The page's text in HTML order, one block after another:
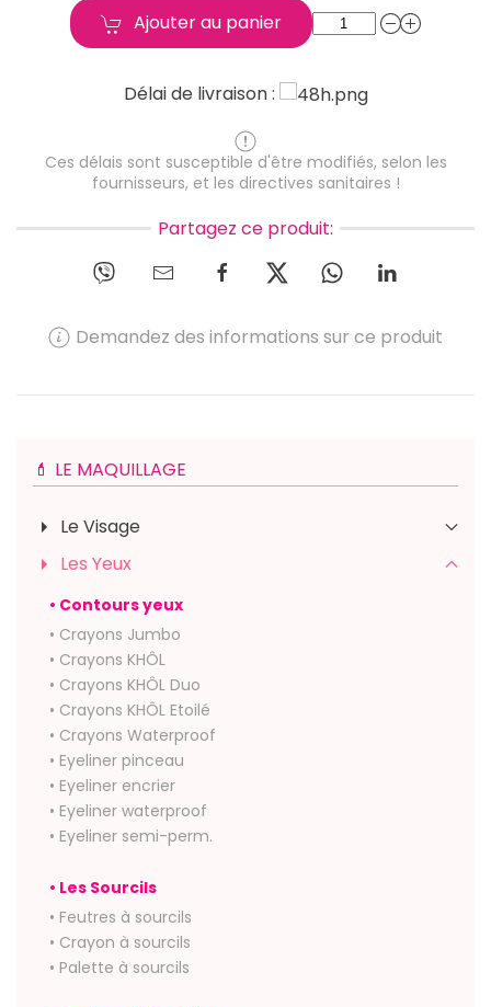
Ajouter au panier
Délai de livraison :
Ces délais sont susceptible d'être modifiés, selon les
fournisseurs, et les directives sanitaires !
Partagez ce produit:
Demandez des informations sur ce produit
💄 LE MAQUILLAGE
Le Visage
Les Yeux
• Contours yeux
• Crayons Jumbo
• Crayons KHÔL
• Crayons KHÔL Duo
• Crayons KHÔL Etoilé
• Crayons Waterproof
• Eyeliner pinceau
• Eyeliner encrier
• Eyeliner waterproof
• Eyeliner semi-perm.
• Les Sourcils
• Feutres à sourcils
• Crayon à sourcils
• Palette à sourcils